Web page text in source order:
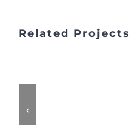
Related Projects